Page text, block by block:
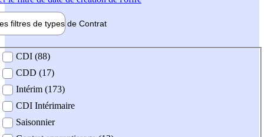
filtres de types de Contrat
contrat
CDI (88)
CDD (17)
Intérim (173)
CDI Intérimaire
Saisonnier